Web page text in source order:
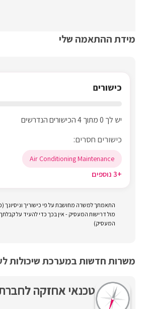
מידת ההתאמה שלי
כישורים
יש לך 0 מתוך 4 הכישורים הנדרשים
כישורים חסרים:
Air Conditioning Maintenance
+3 נוספים
התאמתך למשרה מחושבת על פי כישוריך וניסיונך
מול דרישות המעסיק - אין בכך כדי להעיד על
המעסיק)
משרות חדשות במערכת שיכולות
טכנאי אחזקה